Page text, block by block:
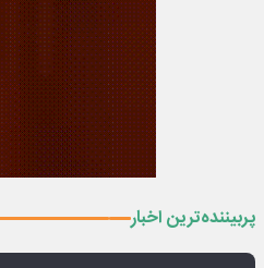
پربیننده‌ترین اخبار